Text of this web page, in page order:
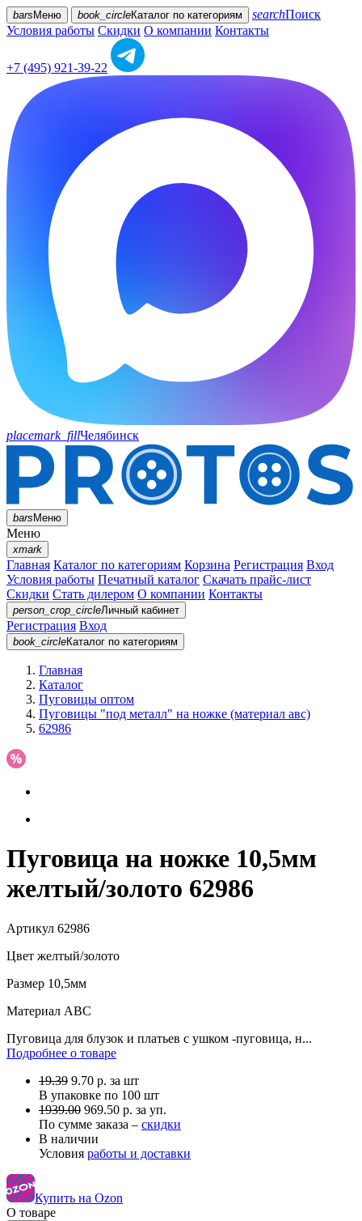
bars Меню book_circleКаталог по категориям searchПоиск
Условия работы Скидки О компании Контакты
+7 (495) 921-39-22
placemark_fillЧелябинск
barsМеню
Меню
xmark
Главная Каталог по категориям Корзина Регистрация Вход
Условия работы Печатный каталог Скачать прайс-лист
Скидки Стать дилером О компании Контакты
person_crop_circleЛичный кабинет
Регистрация Вход
book_circleКаталог по категориям
Главная
Каталог
Пуговицы оптом
Пуговицы "под металл" на ножке (материал авс)
62986
Пуговица на ножке 10,5мм
желтый/золото 62986
Артикул 62986
Цвет желтый/золото
Размер 10,5мм
Материал АВС
Пуговица для блузок и платьев с ушком -пуговица, н...
Подробнее о товаре
19.39 9.70 р. за шт
В упаковке по 100 шт
1939.00 969.50 р. за уп.
По сумме заказа – скидки
В наличии
Условия работы и доставки
Купить на Ozon
О товаре